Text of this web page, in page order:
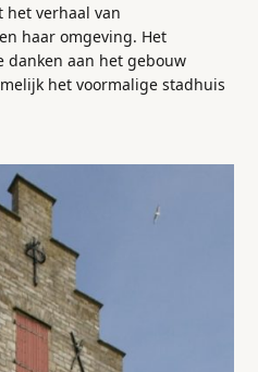
het verhaal van
haar omgeving. Het
danken aan het gebouw
het voormalige stadhuis